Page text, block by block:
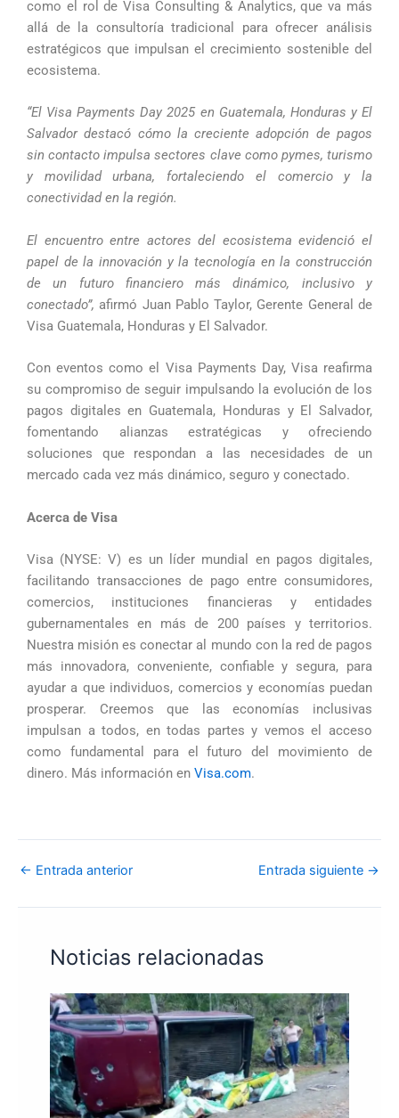
como el rol de Visa Consulting & Analytics, que va más
allá de la consultoría tradicional para ofrecer análisis
estratégicos que impulsan el crecimiento sostenible del
ecosistema.
“El Visa Payments Day 2025 en Guatemala, Honduras y El
Salvador destacó cómo la creciente adopción de pagos
sin contacto impulsa sectores clave como pymes, turismo
y movilidad urbana, fortaleciendo el comercio y la
conectividad en la región.
El encuentro entre actores del ecosistema evidenció el
papel de la innovación y la tecnología en la construcción
de un futuro financiero más dinámico, inclusivo y
conectado”, afirmó Juan Pablo Taylor, Gerente General de
Visa Guatemala, Honduras y El Salvador.
Con eventos como el Visa Payments Day, Visa reafirma
su compromiso de seguir impulsando la evolución de los
pagos digitales en Guatemala, Honduras y El Salvador,
fomentando alianzas estratégicas y ofreciendo
soluciones que respondan a las necesidades de un
mercado cada vez más dinámico, seguro y conectado.
Acerca de Visa
Visa (NYSE: V) es un líder mundial en pagos digitales,
facilitando transacciones de pago entre consumidores,
comercios, instituciones financieras y entidades
gubernamentales en más de 200 países y territorios.
Nuestra misión es conectar al mundo con la red de pagos
más innovadora, conveniente, confiable y segura, para
ayudar a que individuos, comercios y economías puedan
prosperar. Creemos que las economías inclusivas
impulsan a todos, en todas partes y vemos el acceso
como fundamental para el futuro del movimiento de
dinero. Más información en Visa.com.
← Entrada anterior Entrada siguiente →
Noticias relacionadas